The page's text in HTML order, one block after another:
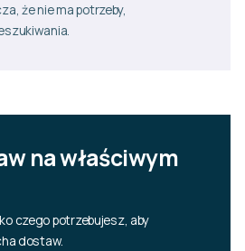
że nie ma potrzeby,
na właściwym
czego potrzebujesz, aby
dostaw.